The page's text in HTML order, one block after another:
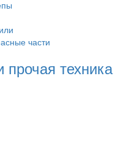
части
техника